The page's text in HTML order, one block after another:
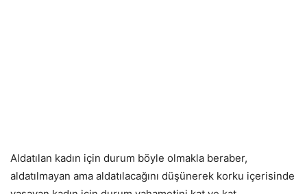
Aldatılan kadın için durum böyle olmakla beraber,
aldatılmayan ama aldatılacağını düşünerek korku içerisinde